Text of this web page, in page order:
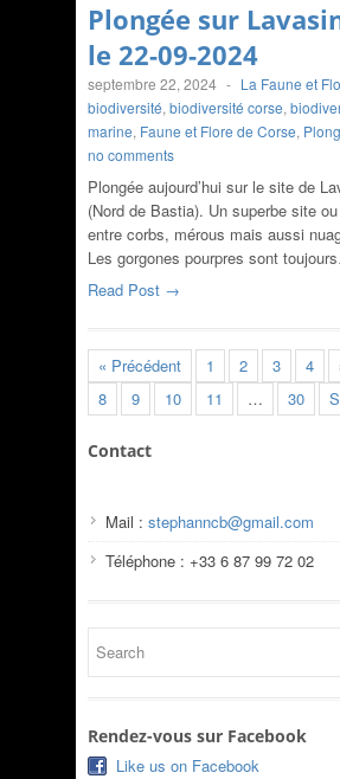
Plongée sur
le 22-09-2024
septembre 22, 2024 - La Faune et
biodiversité, biodiversité corse,
marine, Faune et Flore de Corse,
no comments
Plongée aujourd’hui sur le site de
(Nord de Bastia). Un superbe site
entre corbs, mérous mais aussi
Les gorgones pourpres sont
Read Post →
« Précédent 1 2 3 4
8
9 10 11 … 30
Contact
Mail : stephanncb@gmail.com
Téléphone : +33 6 87 99 72 02
Rendez-vous sur Facebook
Like us on Facebook